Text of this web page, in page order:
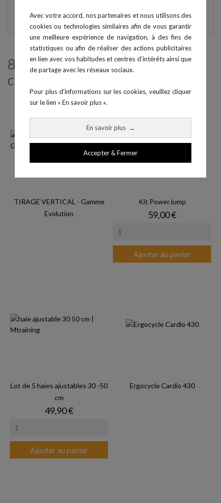
Avec votre accord, nos partenaires et nous utilisons des
cookies ou technologies similaires afin de vous garantir
une meilleure expérience de navigation, à des fins de
statistiques ou afin de réaliser des actions publicitaires
en lien avec vos habitudes et centres d’intérêts ainsi que
de partage avec les réseaux sociaux.
Pour plus d'informations sur les cookies, veuillez cliquer
sur le lien « En savoir plus ».
En savoir plus →
Accepter & Fermer
8 produits parmi ceux de la même
catégorie :
TIRAGE VERTICAL - Gamme
Evolution
Kit PowerJump
Prix
59,00 €
Ajouter au panier
Lot de 5 haies ajustables 30 -50
cm
Prix
49,90 €
Ajouter au panier
Ergocycle Cardio 430